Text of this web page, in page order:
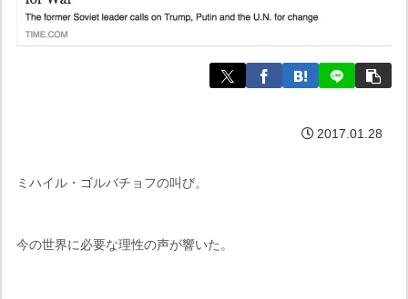
2017.01.28
ミハイル・ゴルバチョフの叫び。
今の世界に必要な理性の声が響いた。